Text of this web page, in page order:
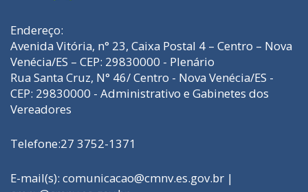
Endereço:
Avenida Vitória, n° 23, Caixa Postal 4 – Centro – Nova
Venécia/ES – CEP: 29830000 - Plenário
Rua Santa Cruz, N° 46/ Centro - Nova Venécia/ES -
CEP: 29830000 - Administrativo e Gabinetes dos
Vereadores
Telefone:27 3752-1371
E-mail(s): comunicacao@cmnv.es.gov.br |